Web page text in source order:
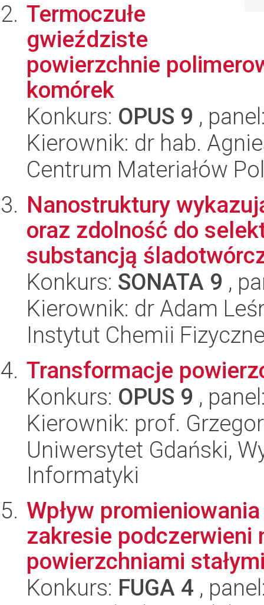
Termoczułe
gwieździste
powierzchnie
komórek
Konkurs: OPUS 9 ,
Kierownik: dr hab.
Centrum Materiałów
Nanostruktury
oraz zdolność do
substancją
Konkurs: SONATA 9 ,
Kierownik: dr Adam
Instytut Chemii
Transformacje
Konkurs: OPUS 9 ,
Kierownik: prof.
Uniwersytet Gdański,
Informatyki
Wpływ
zakresie podczerwieni
powierzchniami
Konkurs: FUGA 4 ,